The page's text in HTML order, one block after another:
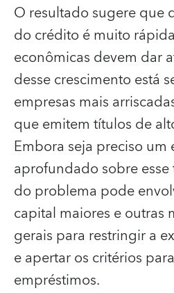
O resultado sugere que
do crédito é muito
econômicas devem dar
desse crescimento está
empresas mais
que emitem títulos de
Embora seja preciso um
aprofundado sobre
do problema pode
capital maiores e outras
gerais para restringir a
e apertar os critérios
empréstimos.